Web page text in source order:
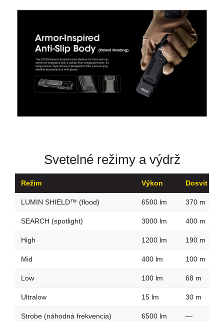
Svetelné režimy a výdrž
Režim Výkon Dosvit
LUMIN SHIELD™ (flood) 6500 lm 370 m
SEARCH (spotlight) 3000 lm 400 m
High 1200 lm 190 m
Mid 400 lm 100 m
Low 100 lm 68 m
Ultralow 15 lm 30 m
Strobe (náhodná frekvencia) 6500 lm —